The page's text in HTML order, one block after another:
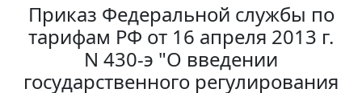
Приказ Федеральной службы по
тарифам РФ от 16 апреля 2013 г.
N 430-э "О введении
государственного регулирования